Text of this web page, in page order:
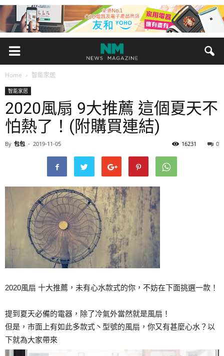
Home 智能家居
智能家居
2020風扇 9大推薦 這個夏天不
怕熱了！(附購買連結)
By 包包 - 2019-11-05 0
16231
2020風扇 十大推薦，未有心水款式的你，不妨在下面挑選一款！
提到夏天必備的電器，除了冷氣外當然就是風扇！
但是，市面上有如此多款式丶型號的風扇，你又有甚麼心水？以
下就為大家帶來